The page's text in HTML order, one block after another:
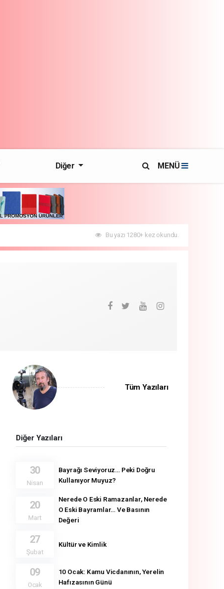
Diğer MENÜ
Bu yazı 1280+ kez okundu.
Tüm Yazıları
Diğer Yazıları
30
Nisan
Bayrağı Seviyoruz… Peki Doğru
Kullanıyor Muyuz?
20
Mart
Nerede O Eski Ramazanlar, Nerede
O Eski Bayramlar… Ve Basının
Değeri
27
Şubat
Kültür ve Kimlik
09
Ocak
10 Ocak: Kamu Vicdanının, Yerelin
Hafızasının Günü